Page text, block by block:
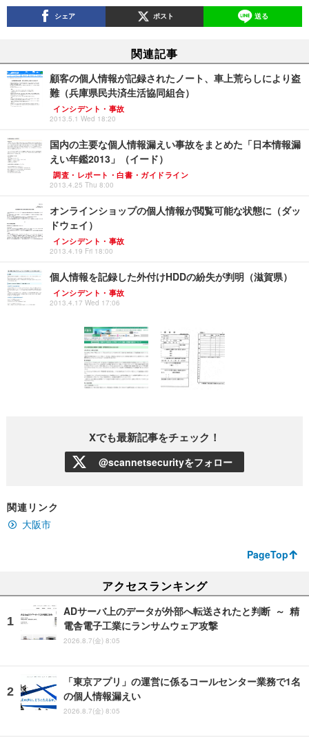
シェア ポスト 送る
関連記事
顧客の個人情報が記録されたノート、車上荒らしにより盗
難（兵庫県民共済生活協同組合）
インシデント・事故
2013.5.1 Wed 18:20
国内の主要な個人情報漏えい事故をまとめた「日本情報漏
えい年鑑2013」（イード）
調査・レポート・白書・ガイドライン
2013.4.25 Thu 8:00
オンラインショップの個人情報が閲覧可能な状態に（ダッ
ドウェイ）
インシデント・事故
2013.4.19 Fri 18:00
個人情報を記録した外付けHDDの紛失が判明（滋賀県）
インシデント・事故
2013.4.17 Wed 17:06
Xでも最新記事をチェック！
@scannetsecurityをフォロー
関連リンク
大阪市
PageTop
アクセスランキング
ADサーバ上のデータが外部へ転送されたと判断 ～ 精
電舎電子工業にランサムウェア攻撃
2026.8.7(金) 8:05
「東京アプリ」の運営に係るコールセンター業務で1名
の個人情報漏えい
2026.8.7(金) 8:05